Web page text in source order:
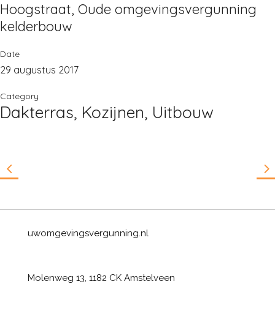
Hoogstraat, Oude omgevingsvergunning
kelderbouw
Date
29 augustus 2017
Category
Dakterras, Kozijnen, Uitbouw
uwomgevingsvergunning.nl
Molenweg 13, 1182 CK Amstelveen